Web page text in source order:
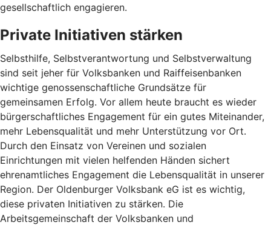
gesellschaftlich engagieren.
Private Initiativen stärken
Selbsthilfe, Selbstverantwortung und Selbstverwaltung
sind seit jeher für Volksbanken und Raiffeisenbanken
wichtige genossenschaftliche Grundsätze für
gemeinsamen Erfolg. Vor allem heute braucht es wieder
bürgerschaftliches Engagement für ein gutes Miteinander,
mehr Lebensqualität und mehr Unterstützung vor Ort.
Durch den Einsatz von Vereinen und sozialen
Einrichtungen mit vielen helfenden Händen sichert
ehrenamtliches Engagement die Lebensqualität in unserer
Region. Der Oldenburger Volksbank eG ist es wichtig,
diese privaten Initiativen zu stärken. Die
Arbeitsgemeinschaft der Volksbanken und